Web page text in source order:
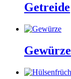
Getreide
Gewürze